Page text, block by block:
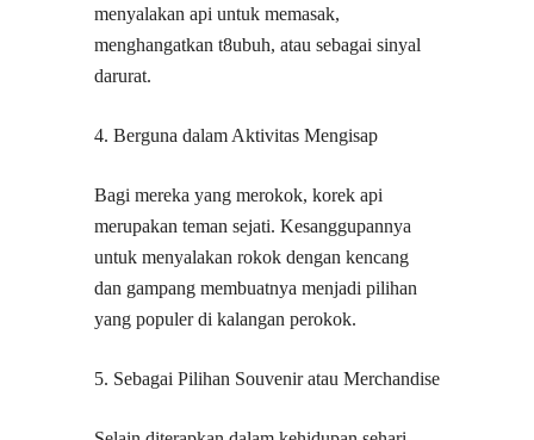
menyalakan api untuk memasak,
menghangatkan t8ubuh, atau sebagai sinyal
darurat.
4. Berguna dalam Aktivitas Mengisap
Bagi mereka yang merokok, korek api
merupakan teman sejati. Kesanggupannya
untuk menyalakan rokok dengan kencang
dan gampang membuatnya menjadi pilihan
yang populer di kalangan perokok.
5. Sebagai Pilihan Souvenir atau Merchandise